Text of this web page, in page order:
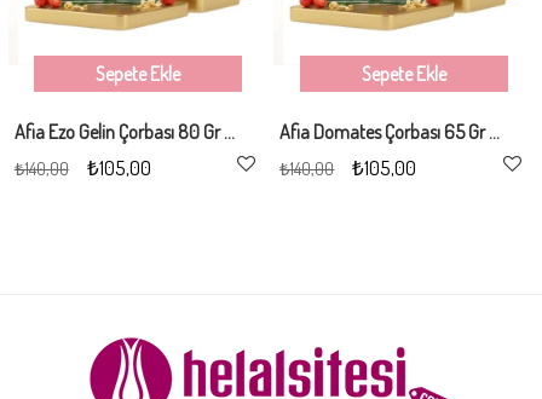
Afia Ezo Gelin Çorbası 80 Gr 3 Alana 1 Bedava
₺105,00
₺140,00
Sepete Ekle
Afia Domates Çorbası 65 Gr 3 Alana 1 Bedava
₺105,00
₺140,00
Sepete Ekle